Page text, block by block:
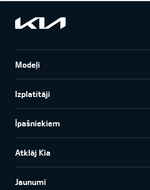
Modeļi
Izplatītāji
Īpašniekiem
Atklāj Kia
Jaunumi